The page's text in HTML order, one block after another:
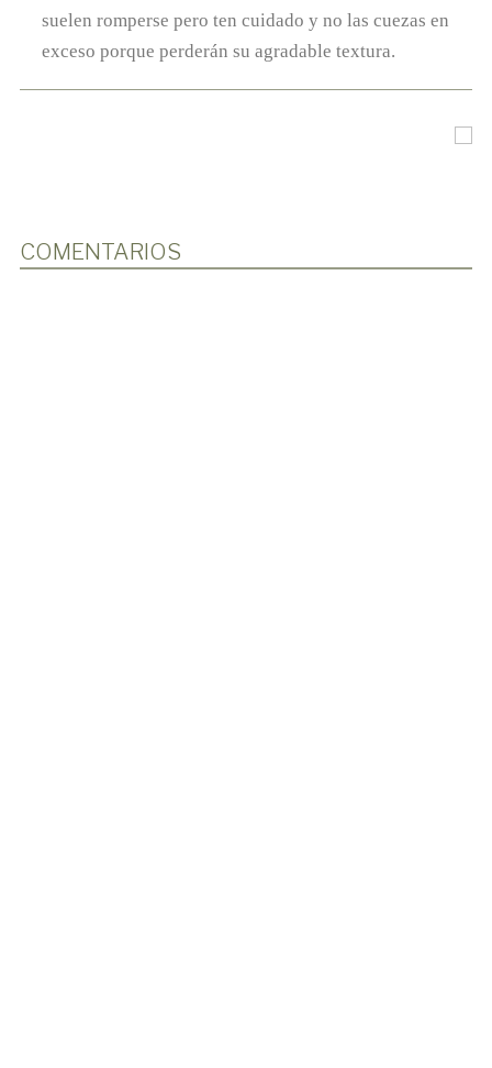
suelen romperse pero ten cuidado y no las cuezas en
exceso porque perderán su agradable textura.
COMENTARIOS